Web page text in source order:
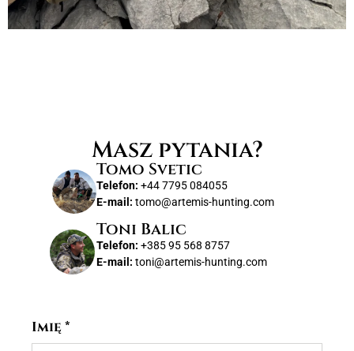
Masz pytania?
Tomo Svetic
Telefon: +44 7795 084055
E-mail: tomo@artemis-hunting.com
Toni Balic
Telefon: +385 95 568 8757
E-mail: toni@artemis-hunting.com
Imię*